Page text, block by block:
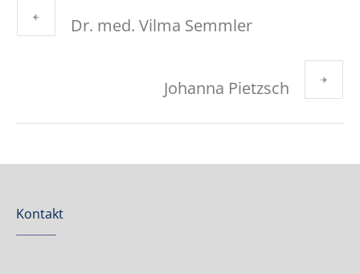
Dr. med. Vilma Semmler
Johanna Pietzsch
Kontakt